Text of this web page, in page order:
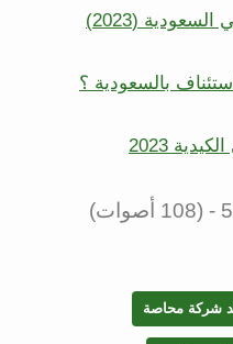
(2023)
بالسعودية ؟
2023
شركة محاصة